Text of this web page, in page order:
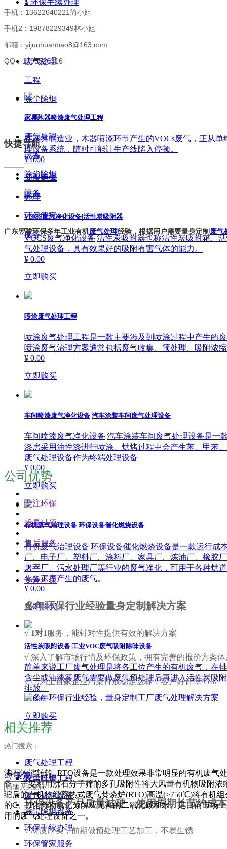
家具木器喷漆废气处理工程
在家具制造业，木器喷漆环节产生的VOCs废气，正从
理设备系统，随时可能让生产线陷入停顿。
¥ 0.00
立即购买
VOCS废气净化设备|活性炭吸附器
VOCS废气净化设备|活性炭吸附器也称活性炭吸附箱、
气处理设备，具有效果好的吸附有害气体的能力。
¥ 0.00
立即购买
喷涂废气处理工程
喷涂废气处理工程是一款主要涉及到喷涂过程中产生的
喷涂废气治理方案通常包括废气收集、预处理、吸附浓
¥ 0.00
立即购买
车间喷漆废气净化设备|汽车涂装车间废气处理设备
车间喷漆废气净化设备|汽车涂装车间废气处理设备是一
漆房采用油性漆进行喷涂、烘烤过程中会产生苯、甲苯
废气处理设备作为终端处理设备
¥ 0.00
立即购买
有机废气治理设备|环保设备催化燃烧设备
有机废气治理设备|环保设备催化燃烧设备是一款运行成
厂、电子厂、塑料厂、涂料厂、家具厂、炼油厂、橡胶
屠宰厂、污水处理厂等行业的废气净化，可用于各种烘
化各工序产生的废气。
¥ 0.00
立即购买
活性炭吸附设备|工业VOC废气吸附除味设备
简单来说工厂废气处理是将各工位产生的有机废气，在
含尘或油漆雾废气需要做废气预处理后再进入活性炭吸
排放。
¥ 0.00
立即购买
公司优势
专注环保
质量过硬
售后服务
专注环保
多年环保行业经验量身定制解决方案
√ 1对1 服务，能针对性提供有效的解决方案
√ 深入了解市场行情及环保政策，拥有完善的报价方案体
√已为上百家企业污染排放稳定达标，客户好评率95%
质量过硬
环保设备产品质量过硬，使用周期长节约成本
√材质厚实，前期做预处理工艺加工，不易生锈
相关推荐
热门搜索：
废气处理工程
除尘除烟工程
废气处理设备
除尘除烟设备
环保手续办理
环保管家服务
끠 搜索
沸石浓缩转轮+RTO设备是一款处理效果非常明显的有机废气
备，主要利用沸石分子筛的多孔吸附性将大风量有机物吸附浓
缩后的有机物经蓄热式废气焚烧炉(RTO)高温(≥750℃)将有机组
的C、H化合物氧化分解成无害的二氧化碳和水。是目前市场
用的废气处理设备之一。
手机：13622640221简小姐
手机2：19878229349林小姐
邮箱：yijunhuanbao8@163.com
QQ：1798526316
废气处理
工程
除尘除烟
工程
废气处理
设备
除尘除烟
设备
快捷导航
——
环保手续
办理
环保管家
服务
广东翌骏环保多年工业有机废气处理经验，根据用户需要量身定制 废气